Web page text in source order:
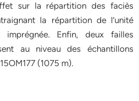
sur la répartition des faciès
la répartition de l’unité
imprégnée. Enfin, deux failles
au niveau des échantillons
(1075 m).